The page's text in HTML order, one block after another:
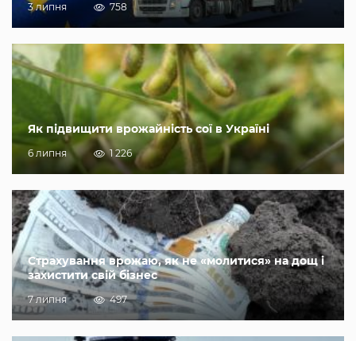
3 липня 758
Як підвищити врожайність сої в Україні
6 липня 1 226
Страхування врожаю, як не «молитися» на дощ і
захистити свій бізнес
7 липня 497